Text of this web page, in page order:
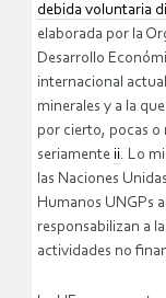
debida voluntaria
elaborada por la
Desarrollo
internacional
minerales y a la
por cierto, pocas o
seriamente ii. Lo
las Naciones
Humanos UNGPs
responsabilizan a
actividades no